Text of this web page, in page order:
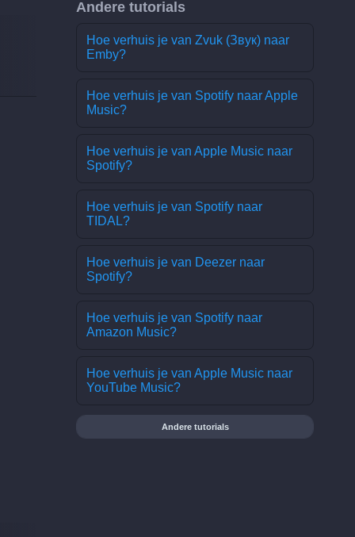
Andere tutorials
Hoe verhuis je van Zvuk (Звук) naar
Emby?
Hoe verhuis je van Spotify naar Apple
Music?
Hoe verhuis je van Apple Music naar
Spotify?
Hoe verhuis je van Spotify naar
TIDAL?
Hoe verhuis je van Deezer naar
Spotify?
Hoe verhuis je van Spotify naar
Amazon Music?
Hoe verhuis je van Apple Music naar
YouTube Music?
Andere tutorials